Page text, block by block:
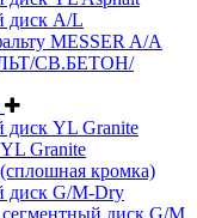
диск A/L
MESSER A/A
СВ.БЕТОН/
диск YL Granite
Granite
кромка)
диск G/M-Dry
диск G/M